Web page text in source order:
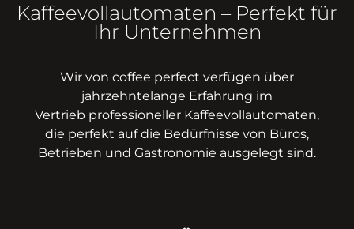
Kaffeevollautomaten – Perfekt für
Ihr Unternehmen
Wir von coffee perfect verfügen über
jahrzehntelange Erfahrung im
Vertrieb professioneller Kaffeevollautomaten,
die perfekt auf die Bedürfnisse von Büros,
Betrieben und Gastronomie ausgelegt sind.